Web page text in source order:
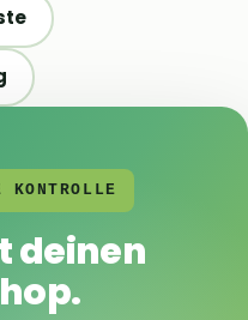
deinen